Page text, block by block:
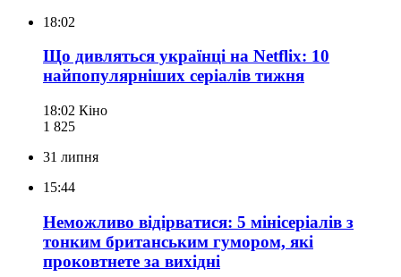
18:02
Що дивляться українці на Netflix: 10
найпопулярніших серіалів тижня
18:02 Кіно
1 825
31 липня
15:44
Неможливо відірватися: 5 мінісеріалів з
тонким британським гумором, які
проковтнете за вихідні